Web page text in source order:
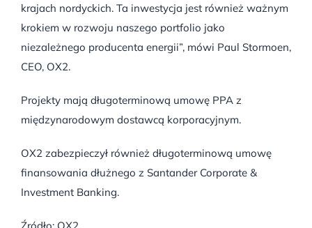
krajach nordyckich. Ta inwestycja jest również ważnym
krokiem w rozwoju naszego portfolio jako
niezależnego producenta energii”, mówi Paul Stormoen,
CEO, OX2.
Projekty mają długoterminową umowę PPA z
międzynarodowym dostawcą korporacyjnym.
OX2 zabezpieczył również długoterminową umowę
finansowania dłużnego z Santander Corporate &
Investment Banking.